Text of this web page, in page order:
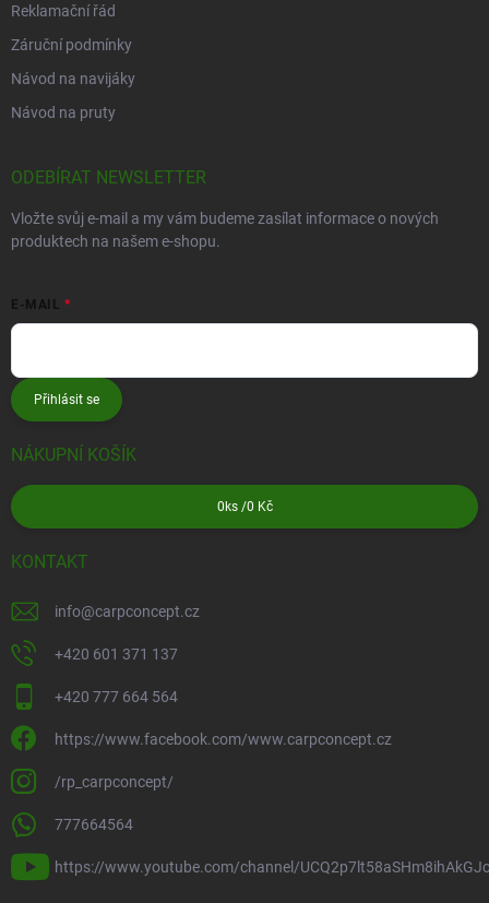
Reklamační řád
Záruční podmínky
Návod na navijáky
Návod na pruty
ODEBÍRAT NEWSLETTER
Vložte svůj e-mail a my vám budeme zasílat informace o nových
produktech na našem e-shopu.
E-MAIL
Přihlásit se
NÁKUPNÍ KOŠÍK
0ks /0 Kč
KONTAKT
info@carpconcept.cz
+420 601 371 137
+420 777 664 564
https://www.facebook.com/www.carpconcept.cz
/rp_carpconcept/
777664564
https://www.youtube.com/channel/